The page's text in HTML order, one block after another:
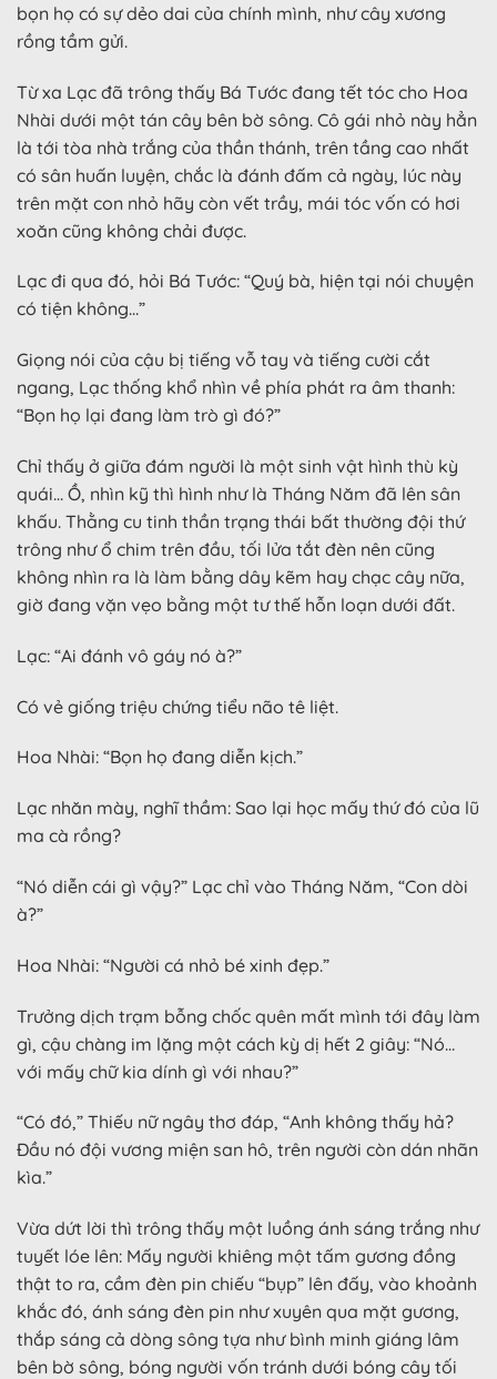
bọn họ có sự dẻo dai của chính mình, như cây xương
rồng tầm gửi.
Từ xa Lạc đã trông thấy Bá Tước đang tết tóc cho Hoa
Nhài dưới một tán cây bên bờ sông. Cô gái nhỏ này hẳn
là tới tòa nhà trắng của thần thánh, trên tầng cao nhất
có sân huấn luyện, chắc là đánh đấm cả ngày, lúc này
trên mặt con nhỏ hãy còn vết trầy, mái tóc vốn có hơi
xoăn cũng không chải được.
Lạc đi qua đó, hỏi Bá Tước: “Quý bà, hiện tại nói chuyện
có tiện không…”
Giọng nói của cậu bị tiếng vỗ tay và tiếng cười cắt
ngang, Lạc thống khổ nhìn về phía phát ra âm thanh:
“Bọn họ lại đang làm trò gì đó?”
Chỉ thấy ở giữa đám người là một sinh vật hình thù kỳ
quái… Ồ, nhìn kỹ thì hình như là Tháng Năm đã lên sân
khấu. Thằng cu tinh thần trạng thái bất thường đội thứ
trông như ổ chim trên đầu, tối lửa tắt đèn nên cũng
không nhìn ra là làm bằng dây kẽm hay chạc cây nữa,
giờ đang vặn vẹo bằng một tư thế hỗn loạn dưới đất.
Lạc: “Ai đánh vô gáy nó à?”
Có vẻ giống triệu chứng tiểu não tê liệt.
Hoa Nhài: “Bọn họ đang diễn kịch.”
Lạc nhăn mày, nghĩ thầm: Sao lại học mấy thứ đó của lũ
ma cà rồng?
“Nó diễn cái gì vậy?” Lạc chỉ vào Tháng Năm, “Con dòi
à?”
Hoa Nhài: “Người cá nhỏ bé xinh đẹp.”
Trưởng dịch trạm bỗng chốc quên mất mình tới đây làm
gì, cậu chàng im lặng một cách kỳ dị hết 2 giây: “Nó…
với mấy chữ kia dính gì với nhau?”
“Có đó,” Thiếu nữ ngây thơ đáp, “Anh không thấy hả?
Đầu nó đội vương miện san hô, trên người còn dán nhãn
kìa.”
Vừa dứt lời thì trông thấy một luồng ánh sáng trắng như
tuyết lóe lên: Mấy người khiêng một tấm gương đồng
thật to ra, cầm đèn pin chiếu “bụp” lên đấy, vào khoảnh
khắc đó, ánh sáng đèn pin như xuyên qua mặt gương,
thắp sáng cả dòng sông tựa như bình minh giáng lâm
bên bờ sông, bóng người vốn tránh dưới bóng cây tối